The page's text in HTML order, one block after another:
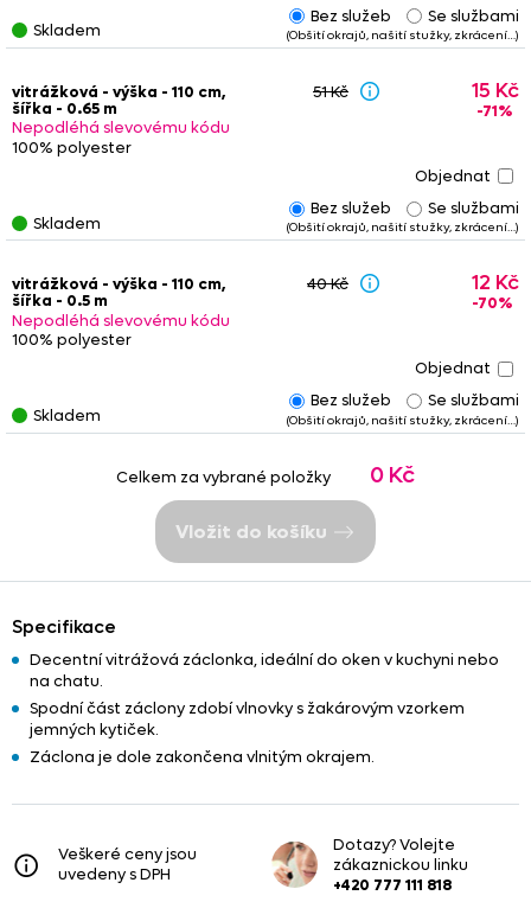
Některé zbytky jsou
neboobšité, případně jsou na
nich našity řasící stužky nebo tunýlky. Tyto služby jsou již
poznámkám - u upravených zbytků nemusí vždy platit
tučně
uvedenýrozměr
Skladem
Bez služeb Se službami
(Obšití okrajů, našití stužky, zkrácení…)
vitrážková - výška - 110 cm,
šířka - 0.65 m
Nepodléhá slevovému kódu
100% polyester
51 Kč 15 Kč
-71%
Skladem
Bez služeb Se službami
(Obšití okrajů, našití stužky, zkrácení…)
vitrážková - výška - 110 cm,
šířka - 0.5 m
Nepodléhá slevovému kódu
100% polyester
40 Kč 12 Kč
-70%
Skladem
Bez služeb Se službami
(Obšití okrajů, našití stužky, zkrácení…)
Celkem za vybrané položky 0 Kč
Vložit do košíku
Specifikace
Decentní vitrážová záclonka, ideální do oken v kuchyni nebo
na chatu.
Spodní část záclony zdobí vlnovky s žakárovým vzorkem
jemných kytiček.
Záclona je dole zakončena vlnitým okrajem.
Veškeré ceny jsou
uvedeny s DPH
Dotazy? Volejte
zákaznickou linku
+420 777 111 818